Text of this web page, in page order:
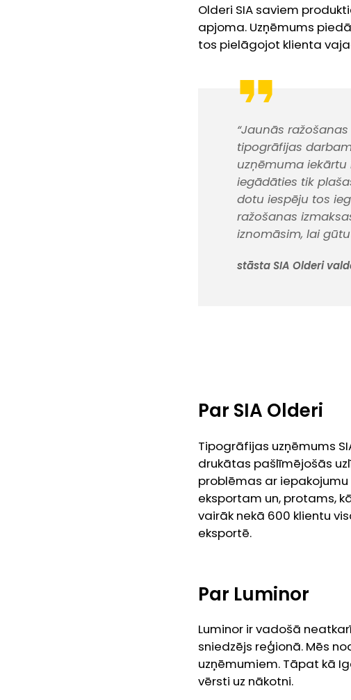
Olderi SIA saviem
apjoma. Uzņēmums
tos pielāgojot klienta
“Jaunās
tipogrāfijas
uzņēmuma iekārtu
iegādāties tik
dotu iespēju tos
ražošanas
iznomāsim, lai
stāsta SIA Olderi
Par SIA Olderi
Tipogrāfijas uzņēmums
drukātas pašlīmējošās
problēmas ar
eksportam un, protams,
vairāk nekā 600 klientu
eksportē.
Par Luminor
Luminor ir vadošā
sniedzējs reģionā. Mēs
uzņēmumiem. Tāpat kā
vērsti uz nākotni.